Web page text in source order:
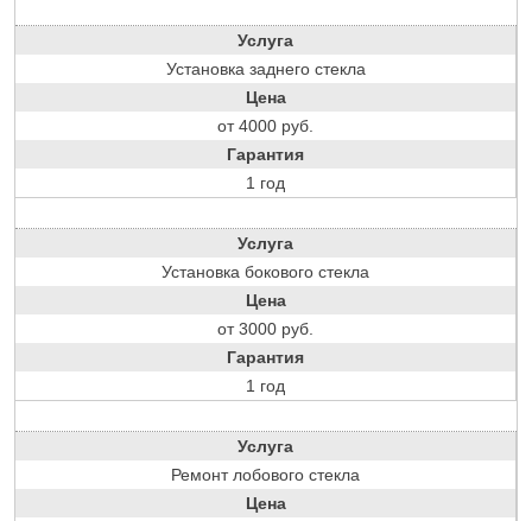
Услуга
Установка заднего стекла
Цена
от 4000 руб.
Гарантия
1 год
Услуга
Установка бокового стекла
Цена
от 3000 руб.
Гарантия
1 год
Услуга
Ремонт лобового стекла
Цена